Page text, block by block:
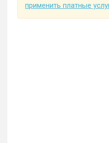
применить платные